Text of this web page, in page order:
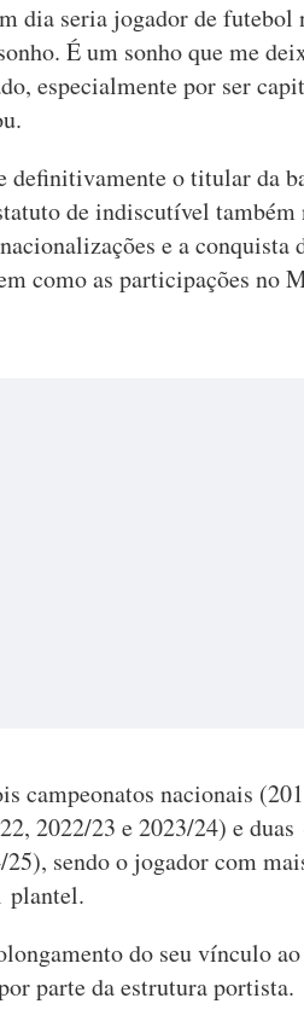
dia seria jogador de futebol
É um sonho que me
especialmente por ser
definitivamente o titular da
de indiscutível também
e a conquista
como as participações no
campeonatos nacionais
2022/23 e 2023/24) e
sendo o jogador com
plantel.
do seu vínculo
parte da estrutura portista.